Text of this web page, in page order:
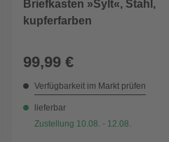
Briefkasten »Sylt«, Stahl,
kupferfarben
99,99 €
Verfügbarkeit im Markt prüfen
lieferbar
Zustellung 10.08. - 12.08.